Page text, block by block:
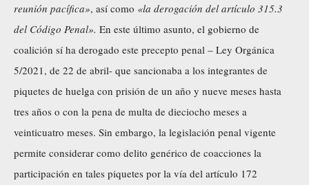
reunión pacífica», así como «la derogación del artículo 315.3
del Código Penal». En este último asunto, el gobierno de
coalición sí ha derogado este precepto penal – Ley Orgánica
5/2021, de 22 de abril- que sancionaba a los integrantes de
piquetes de huelga con prisión de un año y nueve meses hasta
tres años o con la pena de multa de dieciocho meses a
veinticuatro meses. Sin embargo, la legislación penal vigente
permite considerar como delito genérico de coacciones la
participación en tales piquetes por la vía del artículo 172